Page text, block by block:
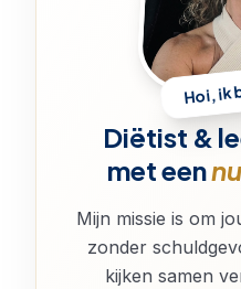
Hoi, ik
Diëtist &
met een
Mijn missie is om
zonder
kijken samen